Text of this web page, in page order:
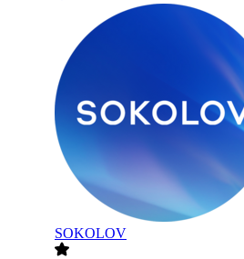
SOKOLOV